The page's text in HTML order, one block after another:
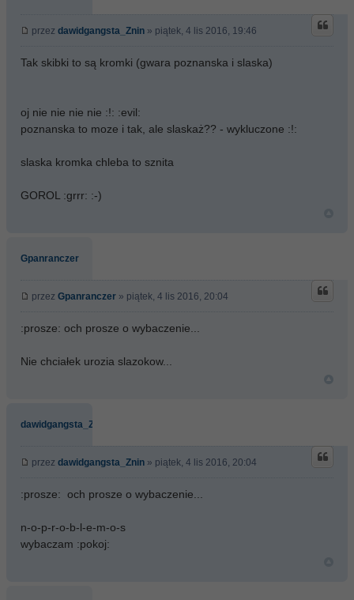
przez dawidgangsta_Znin » piątek, 4 lis 2016, 19:46
Tak skibki to są kromki (gwara poznanska i slaska)
oj nie nie nie nie :!: :evil:
poznanska to moze i tak, ale slaskaż?? - wykluczone :!:
slaska kromka chleba to sznita
GOROL :grrr: :-)
Gpanranczer
przez Gpanranczer » piątek, 4 lis 2016, 20:04
:prosze: och prosze o wybaczenie...
Nie chciałek urozia slazokow...
dawidgangsta_Znin
przez dawidgangsta_Znin » piątek, 4 lis 2016, 20:04
:prosze: och prosze o wybaczenie...
n-o-p-r-o-b-l-e-m-o-s
wybaczam :pokoj: